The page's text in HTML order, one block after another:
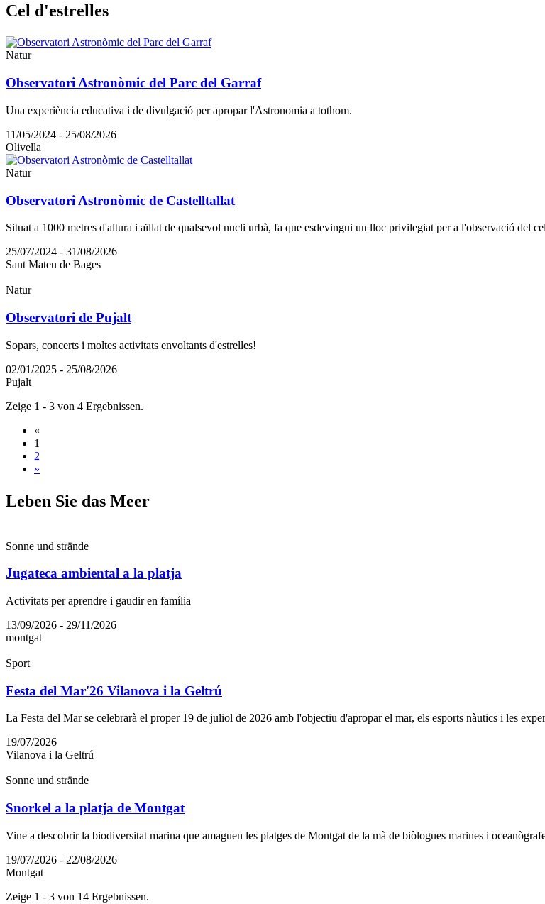
Cel d'estrelles
Natur
Observatori Astronòmic del Parc del Garraf
Una experiència educativa i de divulgació per apropar l'Astronomia a tothom.
11/05/2024 - 25/08/2026
Olivella
Natur
Observatori Astronòmic de Castelltallat
Situat a 1000 metres d'altura i aïllat de qualsevol nucli urbà, fa que esdevingui un lloc privilegiat per a l'observació del
25/07/2024 - 31/08/2026
Sant Mateu de Bages
Natur
Observatori de Pujalt
Sopars, concerts i moltes activitats envoltants d'estrelles!
02/01/2025 - 25/08/2026
Pujalt
Zeige 1 - 3 von 4 Ergebnissen.
«
1
2
»
Leben Sie das Meer
Sonne und strände
Jugateca ambiental a la platja
Activitats per aprendre i gaudir en família
13/09/2026 - 29/11/2026
montgat
Sport
Festa del Mar'26 Vilanova i la Geltrú
La Festa del Mar se celebrarà el proper 19 de juliol de 2026 amb l'objectiu d'apropar el mar, els esports nàutics i les
19/07/2026
Vilanova i la Geltrú
Sonne und strände
Snorkel a la platja de Montgat
Vine a descobrir la biodiversitat marina que amaguen les platges de Montgat de la mà de biòlogues marines i
19/07/2026 - 22/08/2026
Montgat
Zeige 1 - 3 von 14 Ergebnissen.